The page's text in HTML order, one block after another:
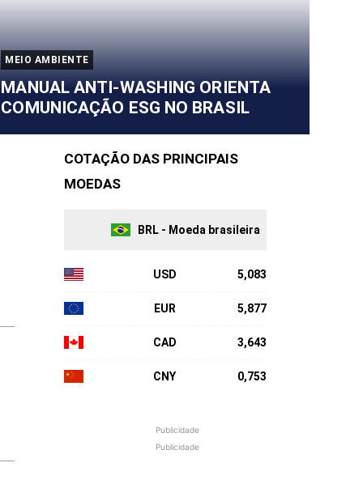
MEIO AMBIENTE
MANUAL ANTI-WASHING ORIENTA
COMUNICAÇÃO ESG NO BRASIL
COTAÇÃO DAS PRINCIPAIS
MOEDAS
BRL - Moeda brasileira
USD 5,083
EUR 5,877
CAD 3,643
CNY 0,753
Publicidade
Publicidade